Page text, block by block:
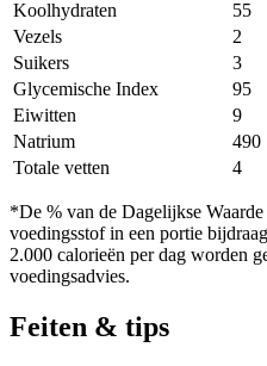
Koolhydraten
55
Vezels
2
Suikers
3
Glycemische Index
95
Eiwitten
9
Natrium
490
Totale vetten
4
*De % van de Dagelijkse
voedingsstof in een portie
2.000 calorieën per dag worden
voedingsadvies.
Feiten & tips